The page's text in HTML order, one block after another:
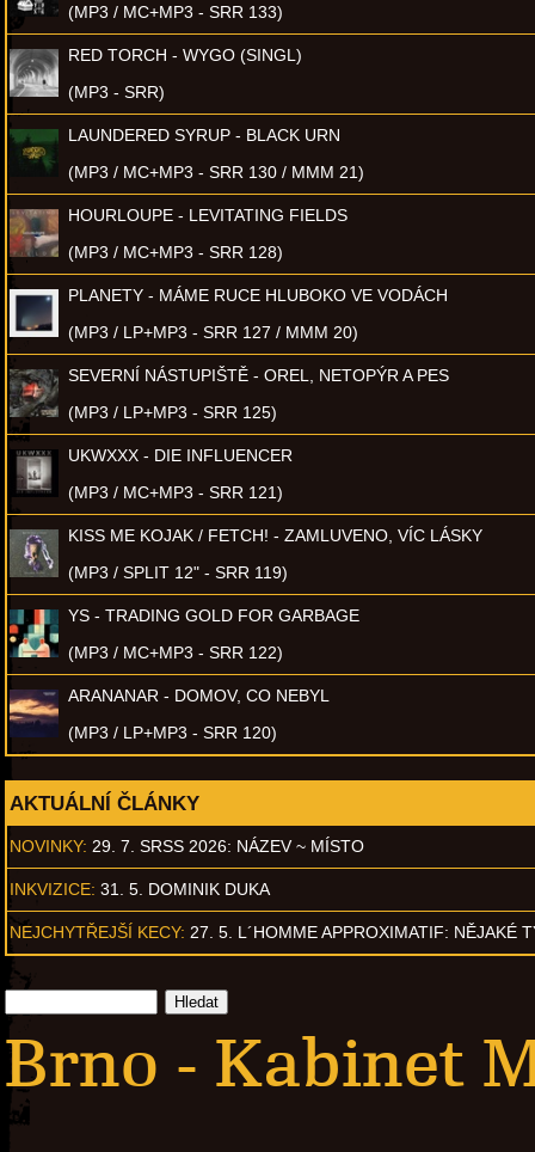
(MP3 / MC+MP3 - SRR 133)
RED TORCH - WYGO (SINGL)
(MP3 - SRR)
LAUNDERED SYRUP - BLACK URN
(MP3 / MC+MP3 - SRR 130 / MMM 21)
HOURLOUPE - LEVITATING FIELDS
(MP3 / MC+MP3 - SRR 128)
PLANETY - MÁME RUCE HLUBOKO VE VODÁCH
(MP3 / LP+MP3 - SRR 127 / MMM 20)
SEVERNÍ NÁSTUPIŠTĚ - OREL, NETOPÝR A PES
(MP3 / LP+MP3 - SRR 125)
UKWXXX - DIE INFLUENCER
(MP3 / MC+MP3 - SRR 121)
KISS ME KOJAK / FETCH! - ZAMLUVENO, VÍC LÁSKY
(MP3 / SPLIT 12" - SRR 119)
YS - TRADING GOLD FOR GARBAGE
(MP3 / MC+MP3 - SRR 122)
ARANANAR - DOMOV, CO NEBYL
(MP3 / LP+MP3 - SRR 120)
AKTUÁLNÍ ČLÁNKY
NOVINKY: 29. 7. SRSS 2026: NÁZEV ~ MÍSTO
INKVIZICE: 31. 5. DOMINIK DUKA
NEJCHYTŘEJŠÍ KECY: 27. 5. L´HOMME APPROXIMATIF: NĚJAKÉ
Brno - Kabinet